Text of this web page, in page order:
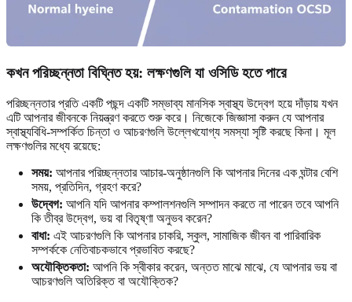
কখন পরিচ্ছন্নতা বিঘ্নিত হয়: লক্ষণগুলি যা ওসিডি হতে পারে
পরিচ্ছন্নতার প্রতি একটি পছন্দ একটি সম্ভাব্য মানসিক স্বাস্থ্য উদ্বেগ হয়ে দাঁড়ায় যখন
এটি আপনার জীবনকে নিয়ন্ত্রণ করতে শুরু করে। নিজেকে জিজ্ঞাসা করুন যে আপনার
স্বাস্থ্যবিধি-সম্পর্কিত চিন্তা ও আচরণগুলি উল্লেখযোগ্য সমস্যা সৃষ্টি করছে কিনা। মূল
লক্ষণগুলির মধ্যে রয়েছে:
সময়: আপনার পরিচ্ছন্নতার আচার-অনুষ্ঠানগুলি কি আপনার দিনের এক ঘন্টার বেশি
সময়, প্রতিদিন, গ্রহণ করে?
উদ্বেগ: আপনি যদি আপনার কম্পালশনগুলি সম্পাদন করতে না পারেন তবে আপনি
কি তীব্র উদ্বেগ, ভয় বা বিতৃষ্ণা অনুভব করেন?
বাধা: এই আচরণগুলি কি আপনার চাকরি, স্কুল, সামাজিক জীবন বা পারিবারিক
সম্পর্ককে নেতিবাচকভাবে প্রভাবিত করছে?
অযৌক্তিকতা: আপনি কি স্বীকার করেন, অন্তত মাঝে মাঝে, যে আপনার ভয় বা
আচরণগুলি অতিরিক্ত বা অযৌক্তিক?